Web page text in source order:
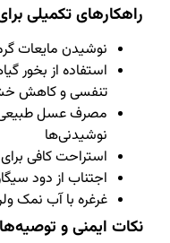
راهکارهای تکمیلی
نوشیدن مایعات
استفاده از بخور
تنفسی و کاهش
مصرف عسل طبیعی
نوشیدنی‌ها
استراحت کافی
اجتناب از دود
غرغره با آب نمک
نکات ایمنی و توصیه‌ها